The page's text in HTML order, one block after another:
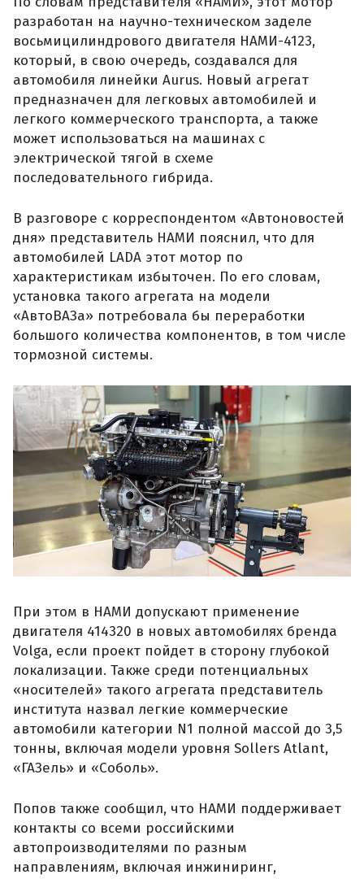
разработан на научно-техническом заделе
восьмицилиндрового двигателя НАМИ-4123,
который, в свою очередь, создавался для
автомобиля линейки Aurus. Новый агрегат
предназначен для легковых автомобилей и
легкого коммерческого транспорта, а также
может использоваться на машинах с
электрической тягой в схеме
последовательного гибрида.
В разговоре с корреспондентом «Автоновостей
дня» представитель НАМИ пояснил, что для
автомобилей LADA этот мотор по
характеристикам избыточен. По его словам,
установка такого агрегата на модели
«АвтоВАЗа» потребовала бы переработки
большого количества компонентов, в том числе
тормозной системы.
При этом в НАМИ допускают применение
двигателя 414320 в новых автомобилях бренда
Volga, если проект пойдет в сторону глубокой
локализации. Также среди потенциальных
«носителей» такого агрегата представитель
института назвал легкие коммерческие
автомобили категории N1 полной массой до 3,5
тонны, включая модели уровня Sollers Atlant,
«ГАЗель» и «Соболь».
Попов также сообщил, что НАМИ поддерживает
контакты со всеми российскими
автопроизводителями по разным
направлениям, включая инжиниринг,